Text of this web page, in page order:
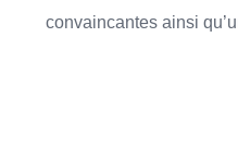
convaincantes ainsi